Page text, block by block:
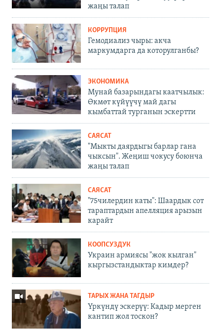
жаңы талап
КОРРУПЦИЯ
Гемодиализ чыры: акча
маркумдарга да которулганбы?
ЭКОНОМИКА
Мунай базарындагы каатчылык:
Өкмөт күйүүчү май дагы
кымбаттай турганын эскертти
САЯСАТ
"Мыкты даярдыгы барлар гана
чыксын". Жеңиш чокусу боюнча
жаңы талап
САЯСАТ
"75чилердин каты": Шаардык сот
тараптардын апелляция арызын
карайт
КООПСУЗДУК
Украин армиясы "жок кылган"
кыргызстандыктар кимдер?
ТАРЫХ ЖАНА ТАГДЫР
Үркүндү эскерүү: Кадыр мерген
кантип жол тоскон?